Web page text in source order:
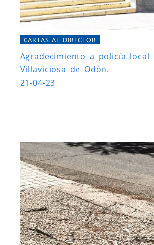
CARTAS AL DIRECTOR
Agradecimiento a policía local
Villaviciosa de Odón.
21-04-23